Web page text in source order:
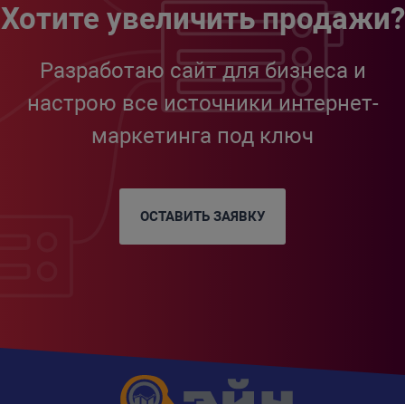
Хотите увеличить продажи?
Разработаю сайт для бизнеса и
настрою все источники интернет-
маркетинга под ключ
ОСТАВИТЬ ЗАЯВКУ